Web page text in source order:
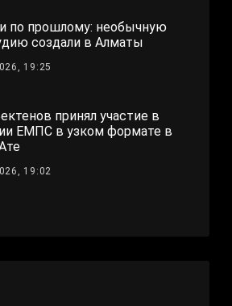
по прошлому: необычную
создали в Алматы
19:25
принял участие в
ЕМПС в узком формате в
19:02